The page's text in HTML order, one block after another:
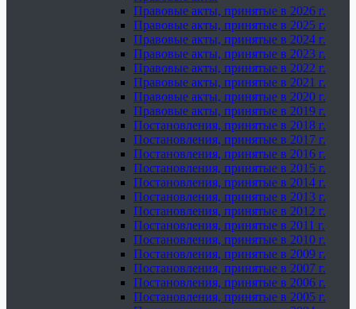
Правовые акты, принятые в 2026 г.
Правовые акты, принятые в 2025 г.
Правовые акты, принятые в 2024 г.
Правовые акты, принятые в 2023 г.
Правовые акты, принятые в 2022 г.
Правовые акты, принятые в 2021 г.
Правовые акты, принятые в 2020 г.
Правовые акты, принятые в 2019 г.
Постановления, принятые в 2018 г.
Постановления, принятые в 2017 г.
Постановления, принятые в 2016 г.
Постановления, принятые в 2015 г.
Постановления, принятые в 2014 г.
Постановления, принятые в 2013 г.
Постановления, принятые в 2012 г.
Постановления, принятые в 2011 г.
Постановления, принятые в 2010 г.
Постановления, принятые в 2009 г.
Постановления, принятые в 2007 г.
Постановления, принятые в 2006 г.
Постановления, принятые в 2005 г.